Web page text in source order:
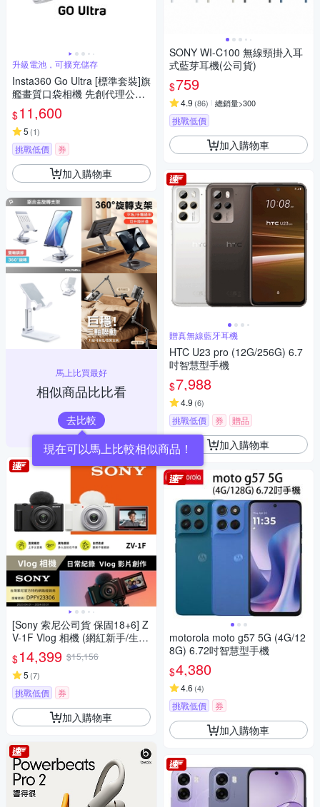
升級電池，可擴充儲存
Insta360 Go Ultra [標準套裝]旗
艦畫質口袋相機 先創代理公司
貨
$11,600
5 (1)
挑戰低價 券
加入購物車
馬上比買最好
相似商品比比看
去比較
[Sony 索尼公司貨 保固18+6] Z
V-1F Vlog 相機 (網紅新手/生活
隨拍)
$14,399 $15,156
5 (7)
挑戰低價 券
加入購物車
SONY WI-C100 無線頸掛入耳
式藍芽耳機(公司貨)
$759
4.9 (86) 總銷量>300
挑戰低價
加入購物車
贈真無線藍牙耳機
HTC U23 pro (12G/256G) 6.7
吋智慧型手機
$7,988
4.9 (6)
挑戰低價 券 贈品
加入購物車
motorola moto g57 5G (4G/12
8G) 6.72吋智慧型手機
$4,380
4.6 (4)
挑戰低價 券
加入購物車